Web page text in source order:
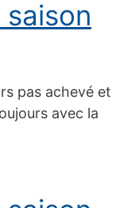
pas achevé et
avec la